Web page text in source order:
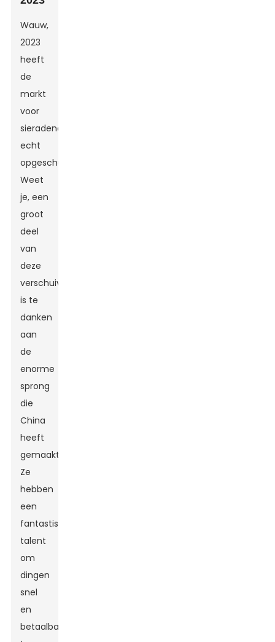
Wauw,
2023
heeft
de
markt
voor
sieradendoosjes
echt
opgeschud!
Weet
je, een
groot
deel
van
deze
verschuiving
is te
danken
aan
de
enorme
sprong
die
China
heeft
gemaakt.
Ze
hebben
een
fantastisch
talent
om
dingen
snel
en
betaalbaar